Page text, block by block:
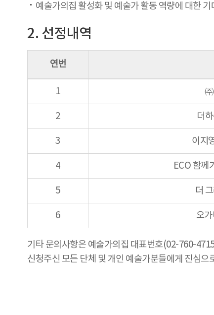
예술가의집 활성화 및 예술가 활동 역량에 대한 기
2. 선정내역
연번
1
2 더
3 이지
4 ECO 함께
5 더
6 오
기타 문의사항은 예술가의집 대표번호(02-760-
신청주신 모든 단체 및 개인 예술가분들에게 진심으